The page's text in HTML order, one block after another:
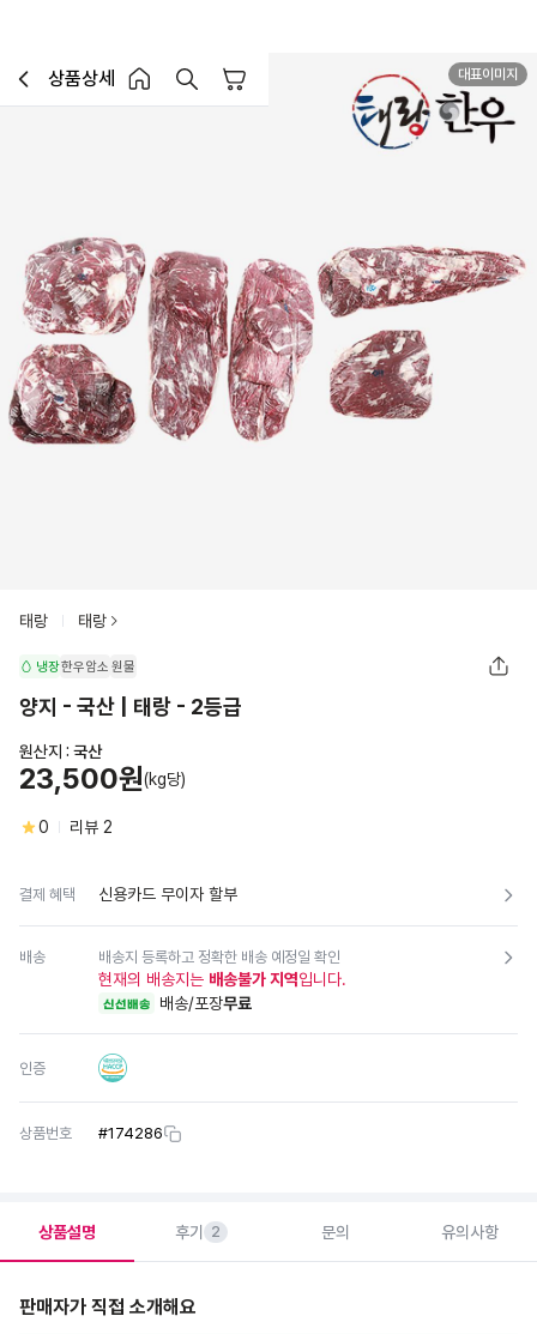
이전페이지로 이동
상품상세
홈 버튼홈 장바구니
대표이미지
태랑 태랑
냉장한우암소 원물
양지 - 국산 | 태랑 - 2등급
원산지 : 국산
23,500원(kg당)
0 리뷰 2
결제 혜택 신용카드 무이자 할부
배송 배송지 등록하고 정확한 배송 예정일 확인
현재의 배송지는 배송불가 지역입니다.
신선배송 배송/포장무료
인증
상품번호 #174286
상품설명 후기 2 문의 유의사항
판매자가 직접 소개해요